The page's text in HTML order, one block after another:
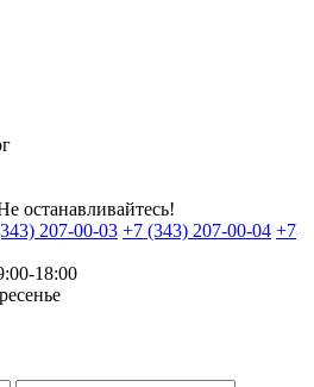
останавливайтесь!
207-00-03 +7 (343) 207-00-04 +7
18:00